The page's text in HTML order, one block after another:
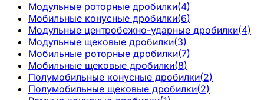
Модульные роторные дробилки(4)
Мобильные конусные дробилки(6)
Модульные центробежно-ударные дробилки(4)
Модульные щековые дробилки(3)
Мобильные роторные дробилки(7)
Мобильные щековые дробилки(8)
Полумобильные конусные дробилки(2)
Полумобильные щековые дробилки(2)